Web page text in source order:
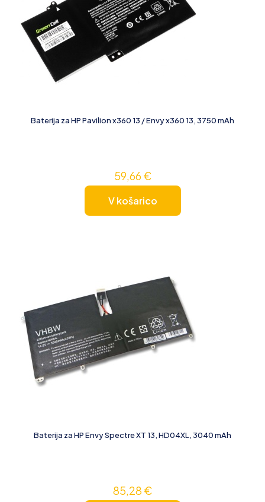
Baterija za HP Pavilion x360 13 / Envy x360 13, 3750 mAh
59,66€
V košarico
Baterija za HP Envy Spectre XT 13, HD04XL, 3040 mAh
85,28 €